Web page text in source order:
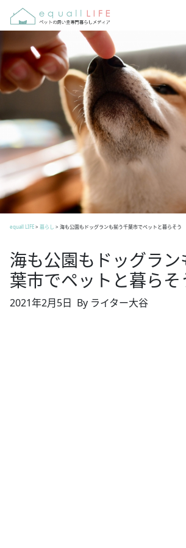
equall LIFE> 暮らし > 海も公園もドッグランも揃う千葉市でペットと暮らそう
海も公園もドッグラン
葉市でペットと暮らそ
2021年2月5日 By ライター大谷